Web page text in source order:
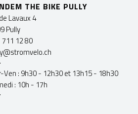
THE BIKE PULLY
Lavaux 4
Pully
711 12 80
Ven : 9h30 - 12h30 et 13h15 - 18h30
: 10h - 17h